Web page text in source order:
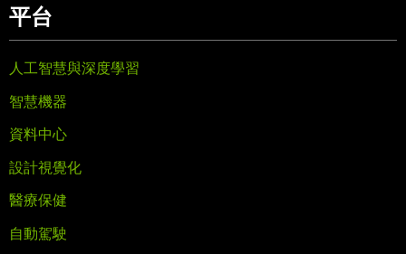
平台
人工智慧與深度學習
智慧機器
資料中心
設計視覺化
醫療保健
自動駕駛